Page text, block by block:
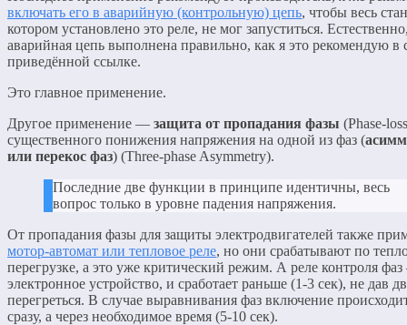
включать его в аварийную (контрольную) цепь, чтобы весь
котором установлено это реле, не мог запуститься.
аварийная цепь выполнена правильно, как я это рекомендую в
приведённой ссылке.
Это главное применение.
Другое применение — защита от пропадания фазы (Phase-
существенного понижения напряжения на одной из фаз (
или перекос фаз) (Three-phase Asymmetry).
Последние две функции в принципе идентичны, весь
вопрос только в уровне падения напряжения.
От пропадания фазы для защиты электродвигателей также
мотор-автомат или тепловое реле, но они срабатывают по
перегрузке, а это уже критический режим. А реле контроля
электронное устройство, и сработает раньше (1-3 сек), не дав
перегреться. В случае выравнивания фаз включение
сразу, а через необходимое время (5-10 сек).